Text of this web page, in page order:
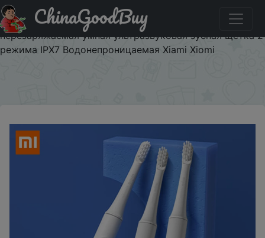
Паридбати з промокодом UENUWKCAVG4M Xiaomi
Sonic электрическая зубная щетка DR.BEI T100
перезаряжаемая умная ультразвуковая зубная щетка 2
режима IPX7 Водонепроницаемая Xiami Xiomi
ChinaGoodBuy